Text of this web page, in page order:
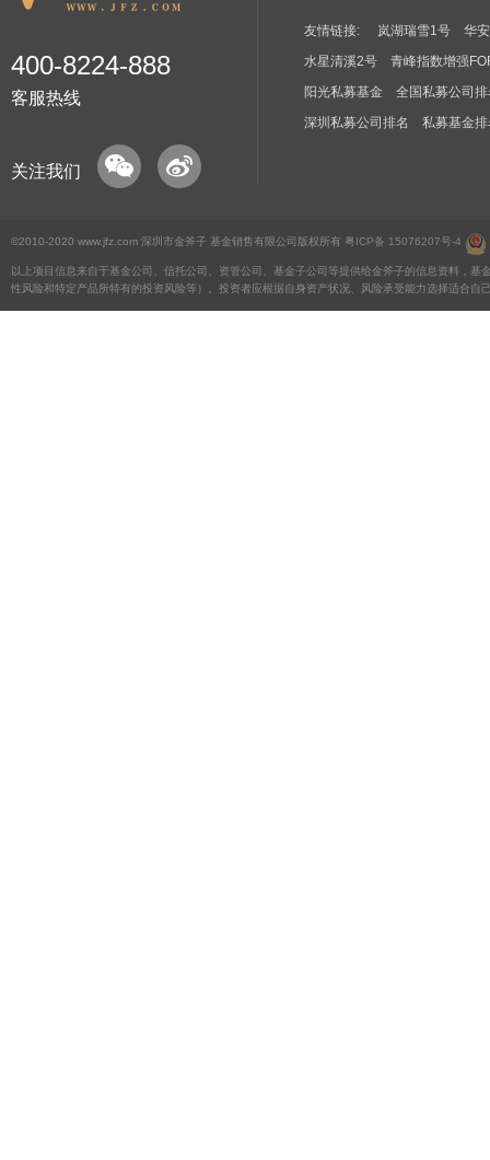
400-8224-888
客服热线
关注我们
友情链接: 岚湖瑞雪1号
华
水星清溪2号
青峰指数增强
阳光私募基金
全国私募公司
深圳私募公司排名
私募基金
©2010-2020 www.jfz.com 深圳市金斧子 基金销售有限公司版权所有 粤ICP备 15076207号-4
以上项目信息来自于基金公司、信托公司、资管公司、基金子公司等提供给金斧子的信息资料，
性风险和特定产品所特有的投资风险等）。投资者应根据自身资产状况、风险承受能力选择适合